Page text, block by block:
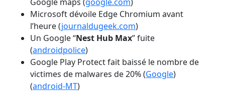
Microsoft dévoile Edge Chromium avant
l’heure (journaldugeek.com)
Un Google “Nest Hub Max” fuite
(androidpolice)
Google Play Protect fait baissé le nombre de
victimes de malwares de 20% (Google)
(android-MT)